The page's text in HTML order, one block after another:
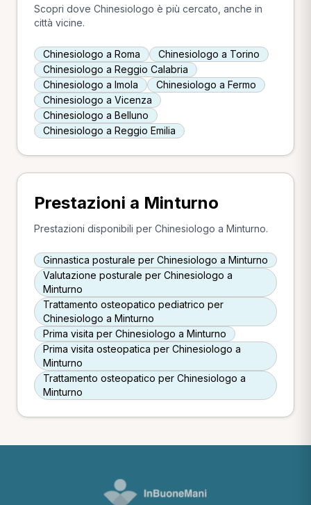
Scopri dove Chinesiologo è più cercato, anche in
città vicine.
Chinesiologo a Roma
Chinesiologo a Torino
Chinesiologo a Reggio Calabria
Chinesiologo a Imola
Chinesiologo a Fermo
Chinesiologo a Vicenza
Chinesiologo a Belluno
Chinesiologo a Reggio Emilia
Prestazioni a Minturno
Prestazioni disponibili per Chinesiologo a Minturno.
Ginnastica posturale per Chinesiologo a Minturno
Valutazione posturale per Chinesiologo a
Minturno
Trattamento osteopatico pediatrico per
Chinesiologo a Minturno
Prima visita per Chinesiologo a Minturno
Prima visita osteopatica per Chinesiologo a
Minturno
Trattamento osteopatico per Chinesiologo a
Minturno